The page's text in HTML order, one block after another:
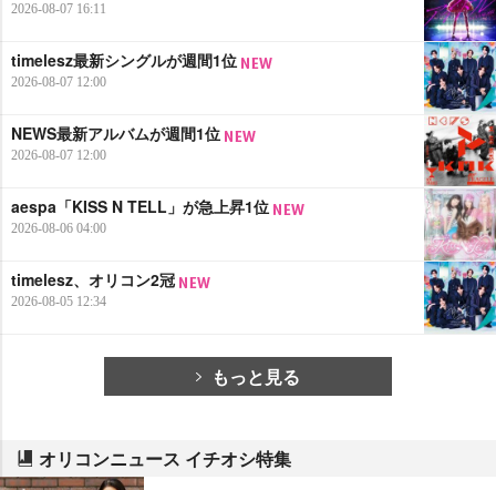
2026-08-07 16:11
timelesz最新シングルが週間1位
2026-08-07 12:00
NEWS最新アルバムが週間1位
2026-08-07 12:00
aespa「KISS N TELL」が急上昇1位
2026-08-06 04:00
timelesz、オリコン2冠
2026-08-05 12:34
もっと見る
オリコンニュース イチオシ特集